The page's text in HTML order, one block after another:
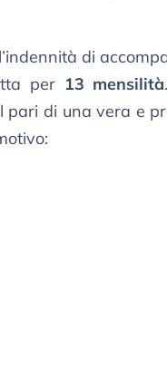
di
per 13 mensilità
pari di una vera e